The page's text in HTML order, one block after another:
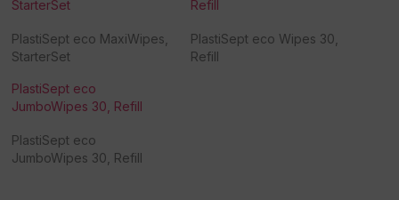
StarterSet
PlastiSept eco MaxiWipes,
StarterSet
Refill
PlastiSept eco Wipes 30,
Refill
PlastiSept eco
JumboWipes 30, Refill
PlastiSept eco
JumboWipes 30, Refill